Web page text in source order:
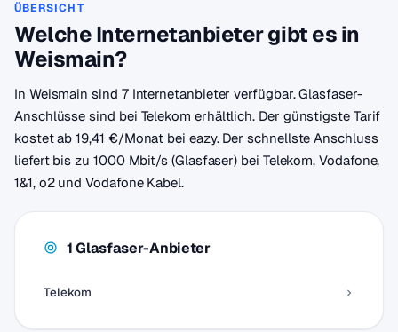
ÜBERSICHT
Welche Internetanbieter gibt es in
Weismain?
In Weismain sind 7 Internetanbieter verfügbar. Glasfaser-
Anschlüsse sind bei Telekom erhältlich. Der günstigste Tarif
kostet ab 19,41 €/Monat bei eazy. Der schnellste Anschluss
liefert bis zu 1000 Mbit/s (Glasfaser) bei Telekom, Vodafone,
1&1, o2 und Vodafone Kabel.
1 Glasfaser-Anbieter
Telekom